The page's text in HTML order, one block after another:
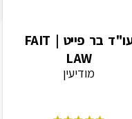
עו"ד בר פייט | FAIT
LAW
מודיעין